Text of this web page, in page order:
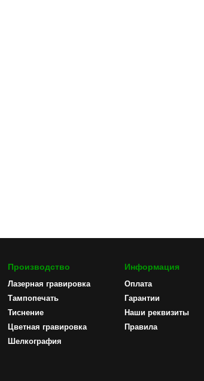
Производство
Лазерная гравировка
Тампопечать
Тиснение
Цветная гравировка
Шелкография
Информация
Оплата
Гарантии
Наши реквизиты
Правила